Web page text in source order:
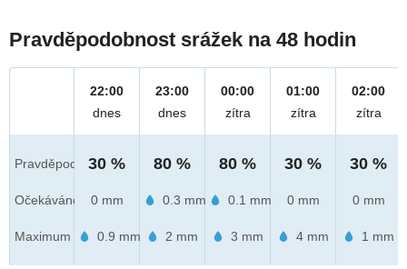
Pravděpodobnost srážek na 48 hodin
Pravděpod.
Očekáváno
Maximum
22:00
dnes
30 %
0 mm
0.9 mm
23:00
dnes
80 %
0.3 mm
2 mm
00:00
zítra
80 %
0.1 mm
3 mm
01:00
zítra
30 %
0 mm
4 mm
02:00
zítra
30 %
0 mm
1 mm